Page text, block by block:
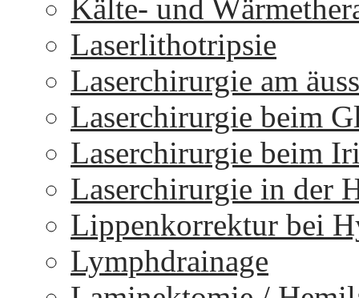
Kälte- und
Laserlithotripsie
Laserchirurgie am
Laserchirurgie beim
Laserchirurgie beim
Laserchirurgie in der
Lippenkorrektur bei
Lymphdrainage